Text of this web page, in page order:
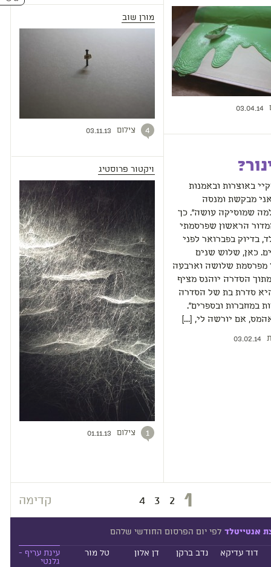
03.04.14
באוצרות ובאמנות
מבקשת ומנסה
שמוסיקה עושה". כך
הראשון שפרסמתי
בדיוק בפברואר לפני
כאן, שלוש שנים
מפרסמת שלושה וארבעה
הסדרה יוהנס מציף
סדרת בת של הסדרה
במחברות ובספרים".
אם יורשה לי, […]
03.02.14
מורן שוב
4 צילום 03.11.13
ויקטור פרוסטיג
1 צילום 01.11.13
1
2
3
4 קדימה
אנטייטלד לפי יום הפרסום החודשי שלהם
דוד עדיקא נדב ברקן דן אלון טל מור
עינת עריף -
גלנטי